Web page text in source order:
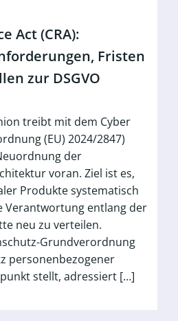
Act (CRA):
Fristen
zur DSGVO
treibt mit dem Cyber
(EU) 2024/2847)
der
voran. Ziel ist es,
Produkte systematisch
Verantwortung entlang der
neu zu verteilen.
Grundverordnung
personenbezogener
stellt, adressiert […]